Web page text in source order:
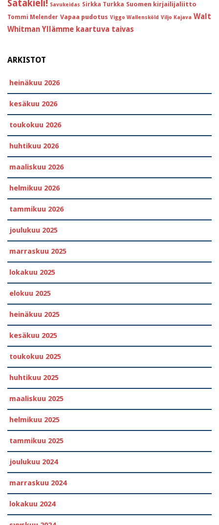
Satakieli! Savukeidas Sirkka Turkka Suomen kirjailijaliitto
Tommi Melender Vapaa pudotus Viggo Wallensköld Viljo Kajava Walt
Whitman Yllämme kaartuva taivas
ARKISTOT
heinäkuu 2026
kesäkuu 2026
toukokuu 2026
huhtikuu 2026
maaliskuu 2026
helmikuu 2026
tammikuu 2026
joulukuu 2025
marraskuu 2025
lokakuu 2025
elokuu 2025
heinäkuu 2025
kesäkuu 2025
toukokuu 2025
huhtikuu 2025
maaliskuu 2025
helmikuu 2025
tammikuu 2025
joulukuu 2024
marraskuu 2024
lokakuu 2024